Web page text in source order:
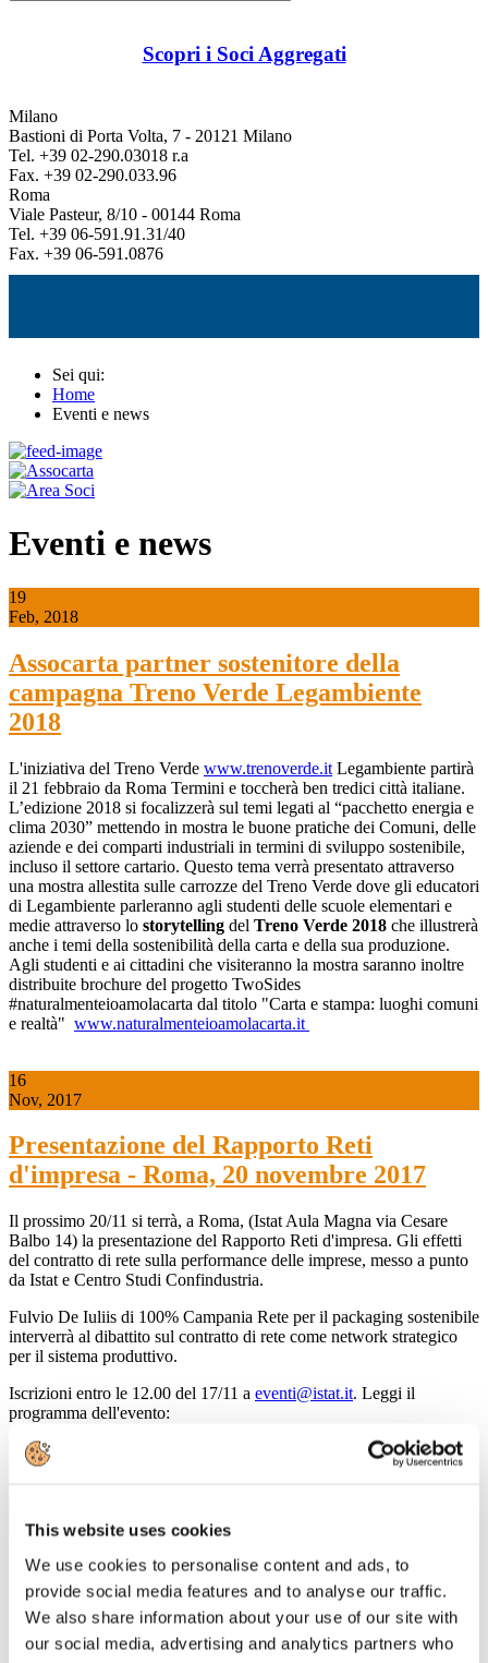
This website uses cookies
We use cookies to personalise content and ads, to
provide social media features and to analyse our traffic.
We also share information about your use of our site with
our social media, advertising and analytics partners who
Scopri i Soci Aggregati
Milano
Bastioni di Porta Volta, 7 - 20121 Milano
Tel. +39 02-290.03018 r.a
Fax. +39 02-290.033.96
Roma
Viale Pasteur, 8/10 - 00144 Roma
Tel. +39 06-591.91.31/40
Fax. +39 06-591.0876
Sei qui:
Home
Eventi e news
Eventi e news
19
Feb, 2018
Assocarta partner sostenitore della
campagna Treno Verde Legambiente
2018
L'iniziativa del Treno Verde www.trenoverde.it Legambiente partirà
il 21 febbraio da Roma Termini e toccherà ben tredici città italiane.
L’edizione 2018 si focalizzerà sul temi legati al “pacchetto energia e
clima 2030” mettendo in mostra le buone pratiche dei Comuni, delle
aziende e dei comparti industriali in termini di sviluppo sostenibile,
incluso il settore cartario. Questo tema verrà presentato attraverso
una mostra allestita sulle carrozze del Treno Verde dove gli educatori
di Legambiente parleranno agli studenti delle scuole elementari e
medie attraverso lo storytelling del Treno Verde 2018 che illustrerà
anche i temi della sostenibilità della carta e della sua produzione.
Agli studenti e ai cittadini che visiteranno la mostra saranno inoltre
distribuite brochure del progetto TwoSides
#naturalmenteioamolacarta dal titolo "Carta e stampa: luoghi comuni
e realtà" www.naturalmenteioamolacarta.it
16
Nov, 2017
Presentazione del Rapporto Reti
d'impresa - Roma, 20 novembre 2017
Il prossimo 20/11 si terrà, a Roma, (Istat Aula Magna via Cesare
Balbo 14) la presentazione del Rapporto Reti d'impresa. Gli effetti
del contratto di rete sulla performance delle imprese, messo a punto
da Istat e Centro Studi Confindustria.
Fulvio De Iuliis di 100% Campania Rete per il packaging sostenibile
interverrà al dibattito sul contratto di rete come network strategico
per il sistema produttivo.
Iscrizioni entro le 12.00 del 17/11 a eventi@istat.it. Leggi il
programma dell'evento:
presentazione del Rapporto Reti d'impresa
Giu, 2017
ARRIVA LA "ROADMAP" 2050 DEL
SETTORE CARTARIO: leggi il testo
nella versione italiana